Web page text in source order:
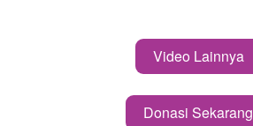
`
Video Lainnya
`Donasi Sekarang